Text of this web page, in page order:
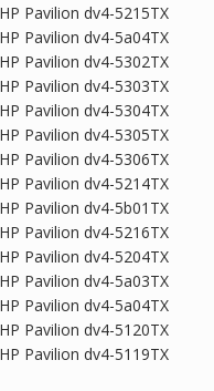
Pavilion dv4-5215TX
Pavilion dv4-5a04TX
Pavilion dv4-5302TX
Pavilion dv4-5303TX
Pavilion dv4-5304TX
Pavilion dv4-5305TX
Pavilion dv4-5306TX
Pavilion dv4-5214TX
Pavilion dv4-5b01TX
Pavilion dv4-5216TX
Pavilion dv4-5204TX
Pavilion dv4-5a03TX
Pavilion dv4-5a04TX
Pavilion dv4-5120TX
Pavilion dv4-5119TX